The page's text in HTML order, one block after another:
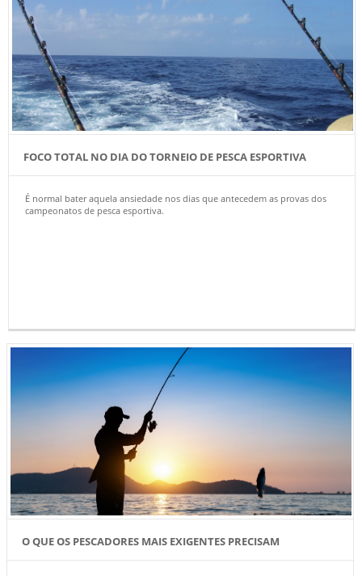
FOCO TOTAL NO DIA DO TORNEIO DE PESCA ESPORTIVA
É normal bater aquela ansiedade nos dias que antecedem as provas dos
campeonatos de pesca esportiva.
O QUE OS PESCADORES MAIS EXIGENTES PRECISAM